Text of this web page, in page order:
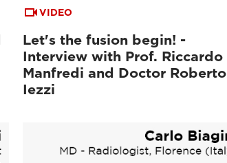
VIDEO
Let's the fusion begin! -
Interview with Prof. Riccardo
Manfredi and Doctor Roberto
Iezzi